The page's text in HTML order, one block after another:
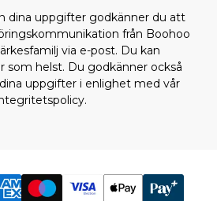
dina uppgifter godkänner du att
från Boohoo
via e-post. Du kan
som helst. Du godkänner också
uppgifter i enlighet med vår